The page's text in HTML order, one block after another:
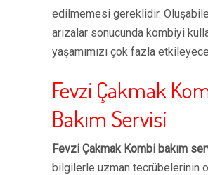
edilmemesi gereklidir.
arızalar sonucunda kombiyi
yaşamımızı çok fazla
Fevzi Çakmak
Bakım Servisi
Fevzi Çakmak Kombi bakım
bilgilerle uzman tecrübelerinin